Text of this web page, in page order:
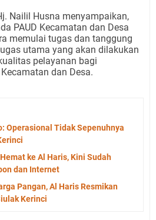
Nailil Husna menyampaikan,
PAUD Kecamatan dan Desa
memulai tugas dan tanggung
utama yang akan dilakukan
pelayanan bagi
dan Desa.
Operasional Tidak Sepenuhnya
ke Al Haris, Kini Sudah
dan Internet
Pangan, Al Haris Resmikan
Kerinci